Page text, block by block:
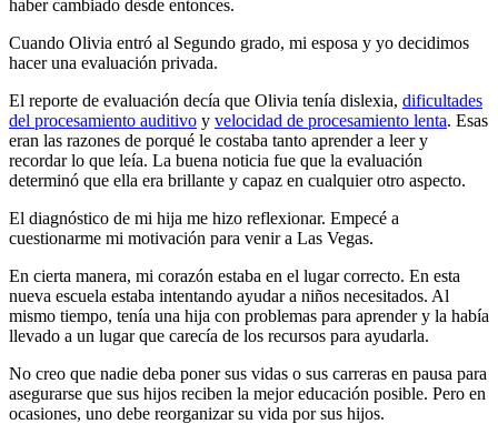
haber cambiado desde entonces.
Cuando Olivia entró al Segundo grado, mi esposa y yo decidimos
hacer una evaluación privada.
El reporte de evaluación decía que Olivia tenía dislexia, dificultades
del procesamiento auditivo y velocidad de procesamiento lenta. Esas
eran las razones de porqué le costaba tanto aprender a leer y
recordar lo que leía. La buena noticia fue que la evaluación
determinó que ella era brillante y capaz en cualquier otro aspecto.
El diagnóstico de mi hija me hizo reflexionar. Empecé a
cuestionarme mi motivación para venir a Las Vegas.
En cierta manera, mi corazón estaba en el lugar correcto. En esta
nueva escuela estaba intentando ayudar a niños necesitados. Al
mismo tiempo, tenía una hija con problemas para aprender y la había
llevado a un lugar que carecía de los recursos para ayudarla.
No creo que nadie deba poner sus vidas o sus carreras en pausa para
asegurarse que sus hijos reciben la mejor educación posible. Pero en
ocasiones, uno debe reorganizar su vida por sus hijos.